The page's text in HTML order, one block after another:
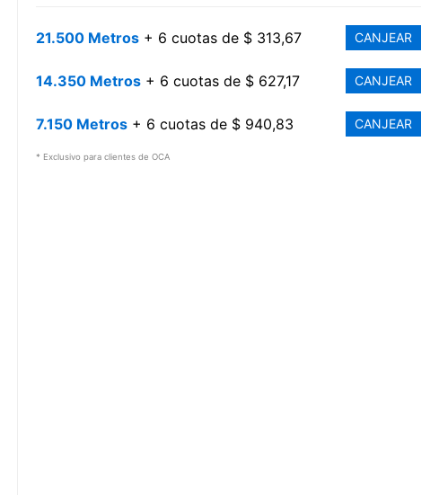
21.500 Metros+ 6 cuotas de $ 313,67 CANJEAR
14.350 Metros+ 6 cuotas de $ 627,17 CANJEAR
7.150 Metros+ 6 cuotas de $ 940,83 CANJEAR
* Exclusivo para clientes de OCA